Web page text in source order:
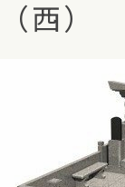
（西）